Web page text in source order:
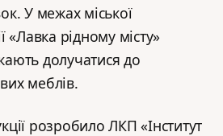
У межах міської
«Лавка рідному місту»
долучатися до
меблів.
розробило ЛКП «Інститут